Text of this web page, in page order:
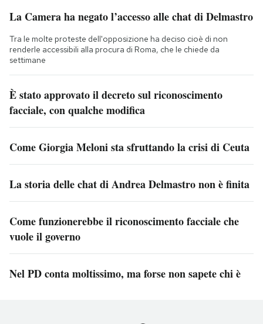
La Camera ha negato l’accesso alle chat di Delmastro
Tra le molte proteste dell'opposizione ha deciso cioè di non
renderle accessibili alla procura di Roma, che le chiede da
settimane
È stato approvato il decreto sul riconoscimento
facciale, con qualche modifica
Come Giorgia Meloni sta sfruttando la crisi di Ceuta
La storia delle chat di Andrea Delmastro non è finita
Come funzionerebbe il riconoscimento facciale che
vuole il governo
Nel PD conta moltissimo, ma forse non sapete chi è